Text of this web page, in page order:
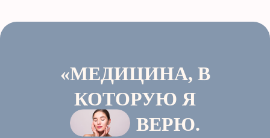
«МЕДИЦИНА, В
КОТОРУЮ Я
ВЕРЮ.